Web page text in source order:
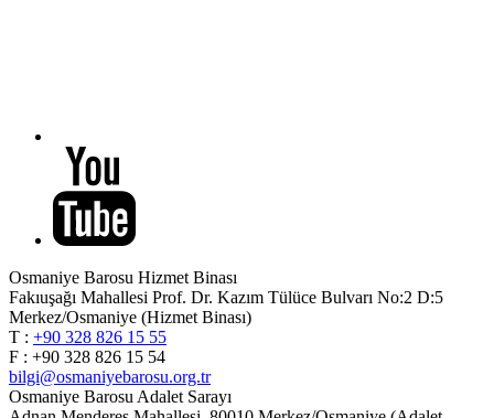
Osmaniye Barosu Hizmet Binası
Fakıuşağı Mahallesi Prof. Dr. Kazım Tülüce Bulvarı No:2 D:5
Merkez/Osmaniye (Hizmet Binası)
T : +90 328 826 15 55
F : +90 328 826 15 54
bilgi@osmaniyebarosu.org.tr
Osmaniye Barosu Adalet Sarayı